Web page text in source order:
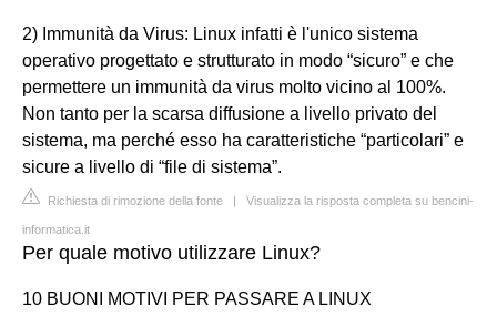
2) Immunità da Virus: Linux infatti è l'unico sistema
operativo progettato e strutturato in modo “sicuro” e che
permettere un immunità da virus molto vicino al 100%.
Non tanto per la scarsa diffusione a livello privato del
sistema, ma perché esso ha caratteristiche “particolari” e
sicure a livello di “file di sistema”.
Richiesta di rimozione della fonte | Visualizza la risposta completa su bencini-
informatica.it
Per quale motivo utilizzare Linux?
10 BUONI MOTIVI PER PASSARE A LINUX